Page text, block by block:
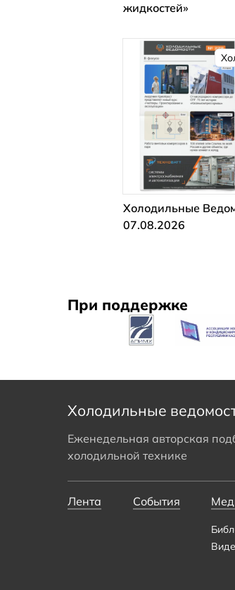
жидкостей»
Холодильные
07.08.2026
При поддержке
Холодильные
Еженедельная авторская
холодильной технике
Лента События